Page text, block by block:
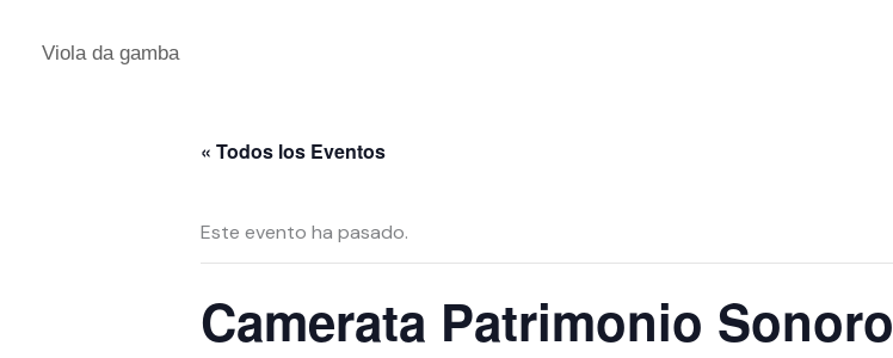
Viola da gamba
« Todos los Eventos
Este evento ha pasado.
Camerata Patrimonio Sonoro